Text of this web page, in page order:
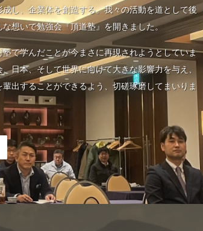
し、企業体を創造する。我々の活動を道として後
想いで勉強会『頂道塾』を開きました。
で学んだことが今まさに再現されようとしていま
日本、そして世界に向けて大きな影響力を与え、
出することができるよう、切磋琢磨してまいりま
MORE